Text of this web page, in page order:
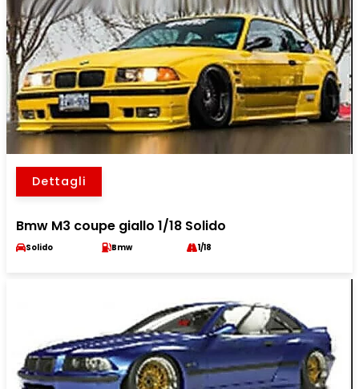
Dettagli
Bmw M3 coupe giallo 1/18 Solido
Solido Bmw 1/18